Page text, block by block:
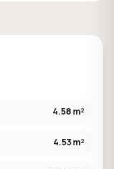
4.58 m²
4.53 m²